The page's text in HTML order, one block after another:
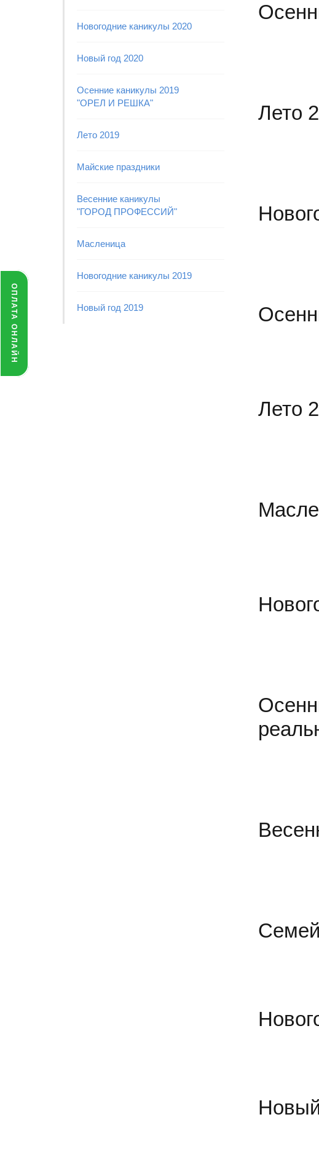
Новогодние каникулы 2020
Новый год 2020
Осенние каникулы 2019
"ОРЕЛ И РЕШКА"
Лето 2019
Майские праздники
Весенние каникулы
"ГОРОД ПРОФЕССИЙ"
Масленица
Новогодние каникулы 2019
Новый год 2019
Лето
Лето
ОПЛАТА ОНЛАЙН